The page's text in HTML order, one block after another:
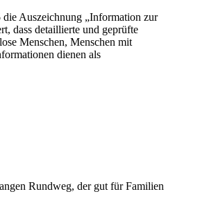
Auszeichnung „Information zur
dass detaillierte und geprüfte
Menschen, Menschen mit
dienen als
Rundweg, der gut für Familien